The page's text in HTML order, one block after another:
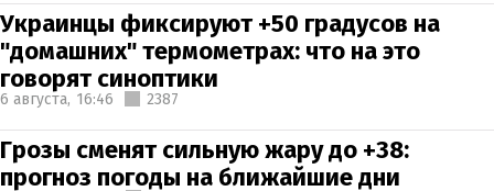
Украинцы фиксируют +50 градусов на
"домашних" термометрах: что на это
говорят синоптики
6 августа, 16:46 2387
Грозы сменят сильную жару до +38:
прогноз погоды на ближайшие дни